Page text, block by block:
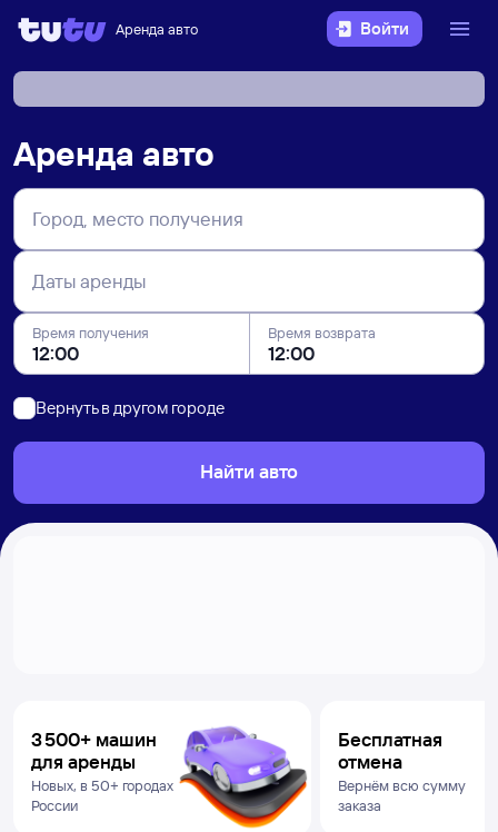
Аренда авто Войти
Аренда авто
Город, место получения
Даты аренды
Время получения Время возврата
Вернуть в другом городе
Найти авто
3 500+ машин
для аренды
Новых, в 50+ городах
России
Бесплатная
отмена
Вернём всю сумму
заказа